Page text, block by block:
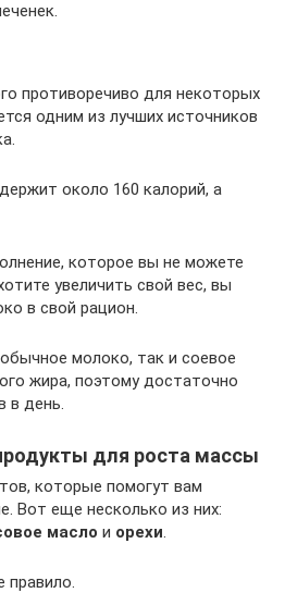
противоречиво для некоторых
одним из лучших источников
около 160 калорий, а
которое вы не можете
увеличить свой вес, вы
в свой рацион.
молоко, так и соевое
жира, поэтому достаточно
в день.
для роста массы
которые помогут вам
Вот еще несколько из них:
масло и орехи.
правило.